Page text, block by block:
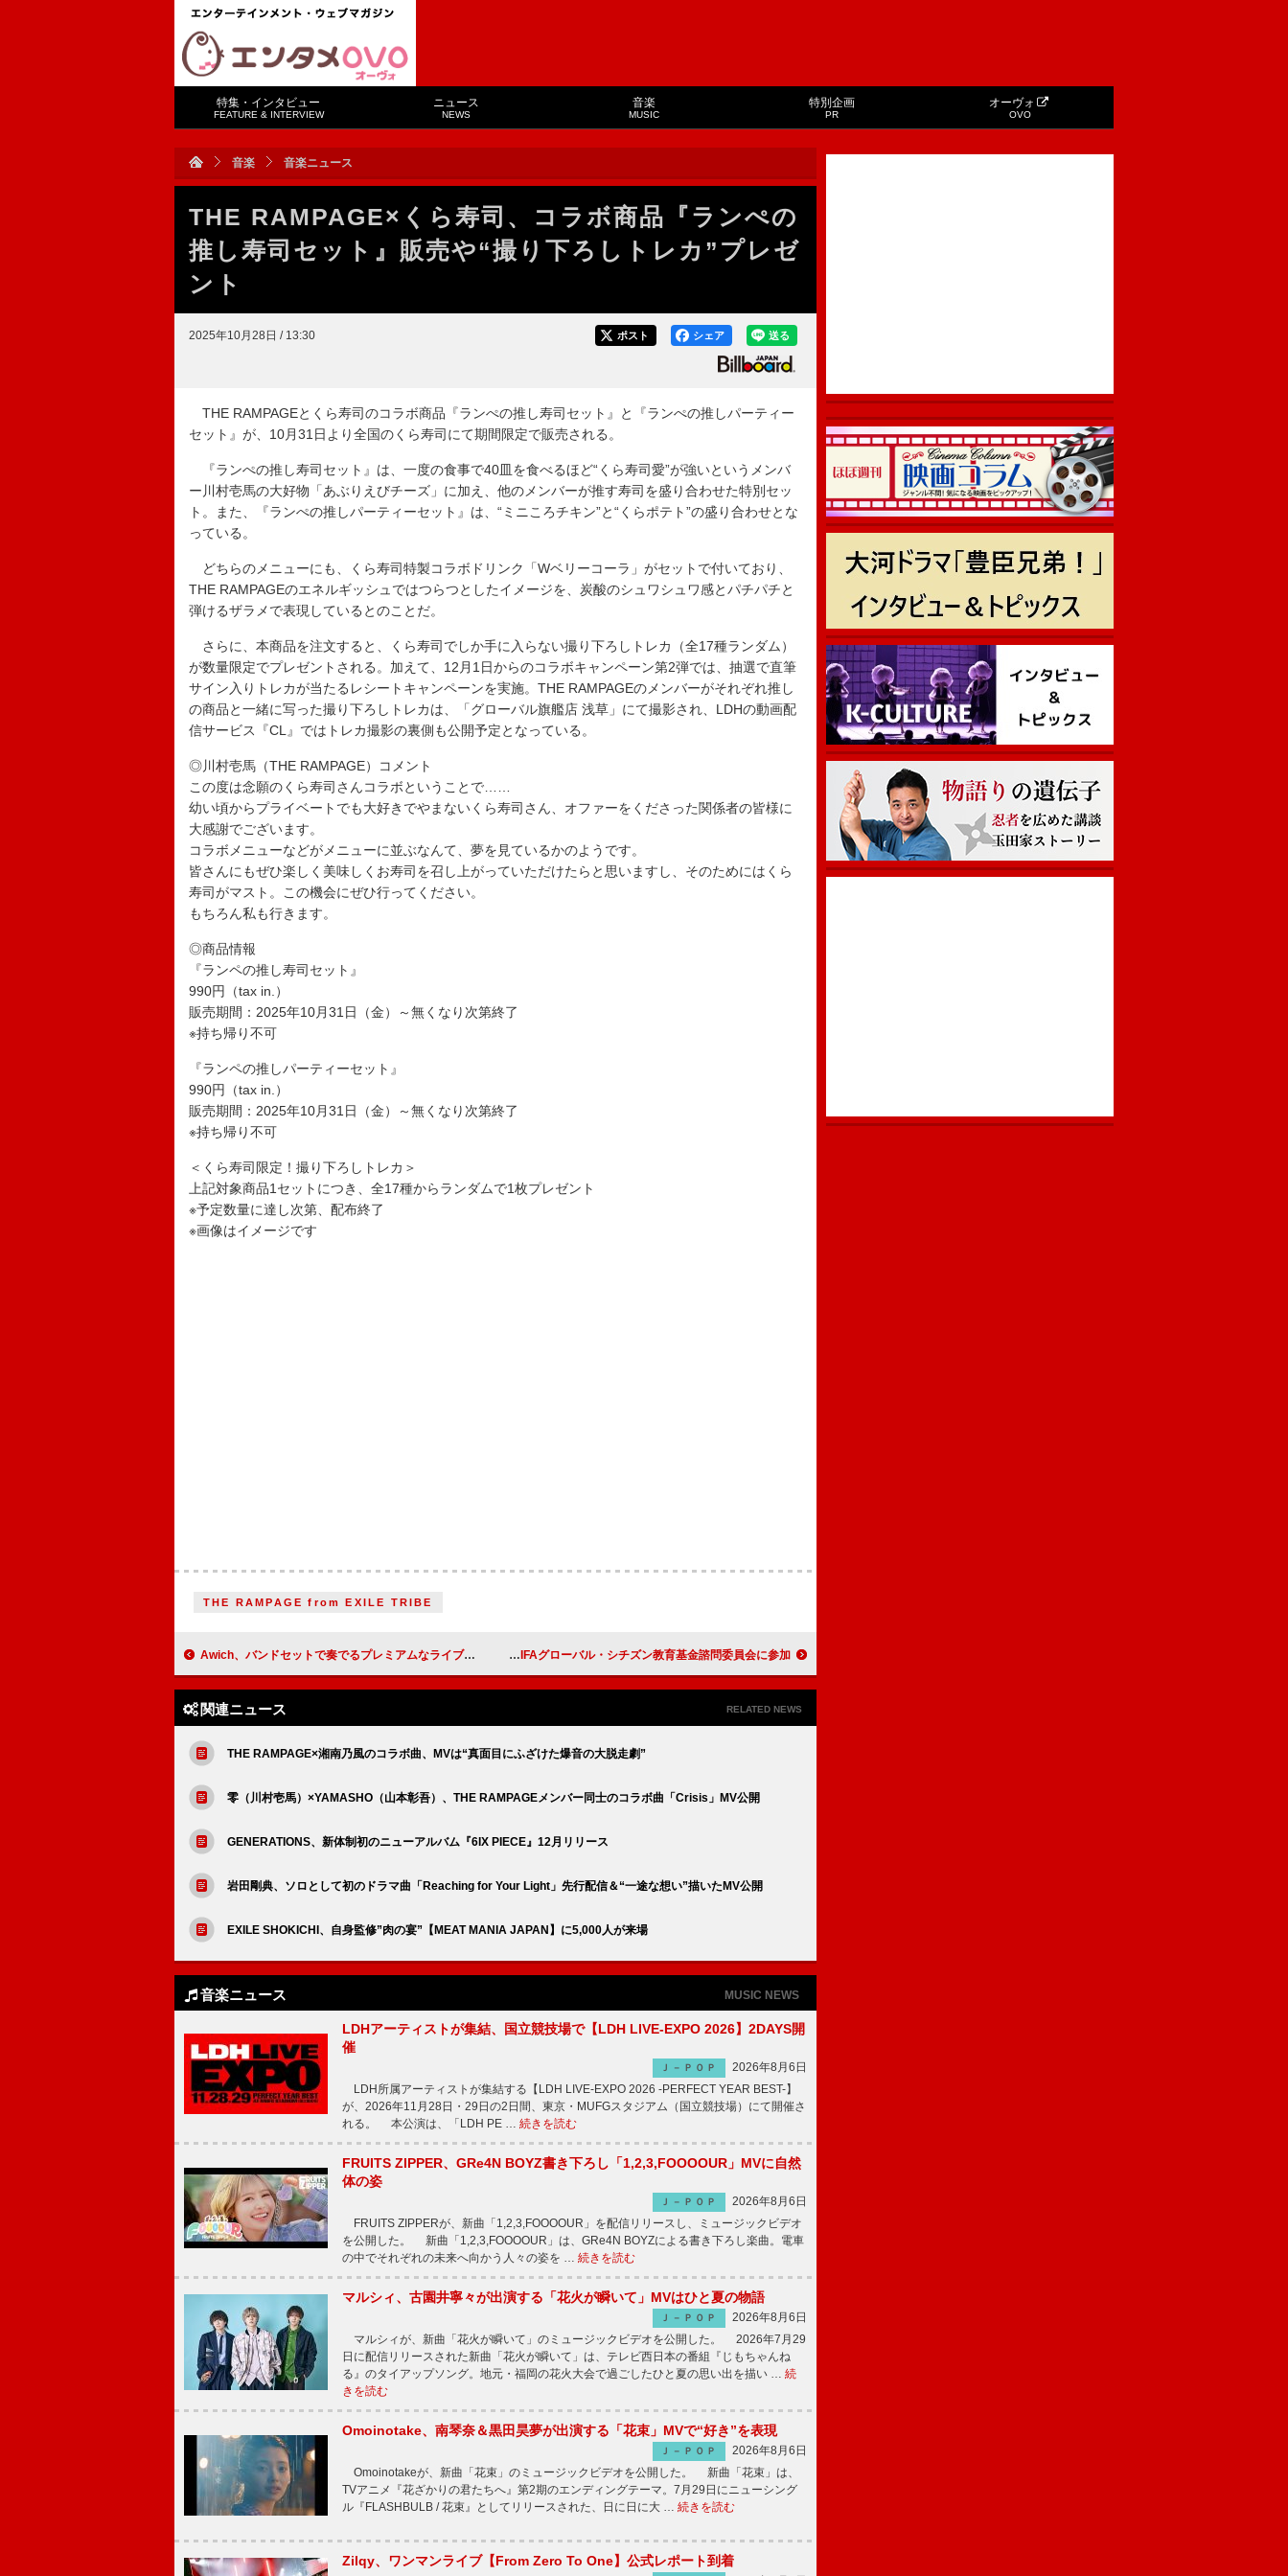
特集・インタビュー
FEATURE & INTERVIEW
ニュース
NEWS
音楽
MUSIC
特別企画
PR
オーヴォ
OVO
音楽 音楽ニュース
THE RAMPAGE×くら寿司、コラボ商品『ランぺの
推し寿司セット』販売や“撮り下ろしトレカ”プレゼ
ント
2025年10月28日 / 13:30 送る
シェア
ポスト
THE RAMPAGEとくら寿司のコラボ商品『ランぺの推し寿司セット』と『ランぺの推しパーティー
セット』が、10月31日より全国のくら寿司にて期間限定で販売される。
『ランぺの推し寿司セット』は、一度の食事で40皿を食べるほど“くら寿司愛”が強いというメンバ
ー川村壱馬の大好物「あぶりえびチーズ」に加え、他のメンバーが推す寿司を盛り合わせた特別セッ
ト。また、『ランぺの推しパーティーセット』は、“ミニころチキン”と“くらポテト”の盛り合わせとな
っている。
どちらのメニューにも、くら寿司特製コラボドリンク「Wベリーコーラ」がセットで付いており、
THE RAMPAGEのエネルギッシュではつらつとしたイメージを、炭酸のシュワシュワ感とパチパチと
弾けるザラメで表現しているとのことだ。
さらに、本商品を注文すると、くら寿司でしか手に入らない撮り下ろしトレカ（全17種ランダム）
が数量限定でプレゼントされる。加えて、12月1日からのコラボキャンペーン第2弾では、抽選で直筆
サイン入りトレカが当たるレシートキャンペーンを実施。THE RAMPAGEのメンバーがそれぞれ推し
の商品と一緒に写った撮り下ろしトレカは、「グローバル旗艦店 浅草」にて撮影され、LDHの動画配
信サービス『CL』ではトレカ撮影の裏側も公開予定となっている。
◎川村壱馬（THE RAMPAGE）コメント
この度は念願のくら寿司さんコラボということで……
幼い頃からプライベートでも大好きでやまないくら寿司さん、オファーをくださった関係者の皆様に
大感謝でございます。
コラボメニューなどがメニューに並ぶなんて、夢を見ているかのようです。
皆さんにもぜひ楽しく美味しくお寿司を召し上がっていただけたらと思いますし、そのためにはくら
寿司がマスト。この機会にぜひ行ってください。
もちろん私も行きます。
◎商品情報
『ランペの推し寿司セット』
990円（tax in.）
販売期間：2025年10月31日（金）～無くなり次第終了
※持ち帰り不可
『ランペの推しパーティーセット』
990円（tax in.）
販売期間：2025年10月31日（金）～無くなり次第終了
※持ち帰り不可
＜くら寿司限定！撮り下ろしトレカ＞
上記対象商品1セットにつき、全17種からランダムで1枚プレゼント
※予定数量に達し次第、配布終了
※画像はイメージです
THE RAMPAGE from EXILE TRIBE
Awich、バンドセットで奏でるプレミアムなライブをビルボードライブで開催 シャキーラ／ザ・ウィークエンド、FIFAグローバル・シチズン教育基金諮問委員会に参加
関連ニュース RELATED NEWS
THE RAMPAGE×湘南乃風のコラボ曲、MVは“真面目にふざけた爆音の大脱走劇”
零（川村壱馬）×YAMASHO（山本彰吾）、THE RAMPAGEメンバー同士のコラボ曲「Crisis」MV公開
GENERATIONS、新体制初のニューアルバム『6IX PIECE』12月リリース
岩田剛典、ソロとして初のドラマ曲「Reaching for Your Light」先行配信＆“一途な想い”描いたMV公開
EXILE SHOKICHI、自身監修”肉の宴”【MEAT MANIA JAPAN】に5,000人が来場
音楽ニュース MUSIC NEWS
LDHアーティストが集結、国立競技場で【LDH LIVE-EXPO 2026】2DAYS開
催
Ｊ－ＰＯＰ
2026年8月6日
LDH所属アーティストが集結する【LDH LIVE-EXPO 2026 -PERFECT YEAR BEST-】
が、2026年11月28日・29日の2日間、東京・MUFGスタジアム（国立競技場）にて開催さ
れる。 本公演は、「LDH PE … 続きを読む
FRUITS ZIPPER、GRe4N BOYZ書き下ろし「1,2,3,FOOOOUR」MVに自然
体の姿
Ｊ－ＰＯＰ
2026年8月6日
FRUITS ZIPPERが、新曲「1,2,3,FOOOOUR」を配信リリースし、ミュージックビデオ
を公開した。 新曲「1,2,3,FOOOOUR」は、GRe4N BOYZによる書き下ろし楽曲。電車
の中でそれぞれの未来へ向かう人々の姿を … 続きを読む
マルシィ、古園井寧々が出演する「花火が瞬いて」MVはひと夏の物語
Ｊ－ＰＯＰ
2026年8月6日
マルシィが、新曲「花火が瞬いて」のミュージックビデオを公開した。 2026年7月29
日に配信リリースされた新曲「花火が瞬いて」は、テレビ西日本の番組『じもちゃんね
る』のタイアップソング。地元・福岡の花火大会で過ごしたひと夏の思い出を描い … 続
きを読む
Omoinotake、南琴奈＆黒田昊夢が出演する「花束」MVで“好き”を表現
Ｊ－ＰＯＰ
2026年8月6日
Omoinotakeが、新曲「花束」のミュージックビデオを公開した。 新曲「花束」は、
TVアニメ『花ざかりの君たちへ』第2期のエンディングテーマ。7月29日にニューシング
ル『FLASHBULB / 花束』としてリリースされた、日に日に大 … 続きを読む
Zilqy、ワンマンライブ【From Zero To One】公式レポート到着